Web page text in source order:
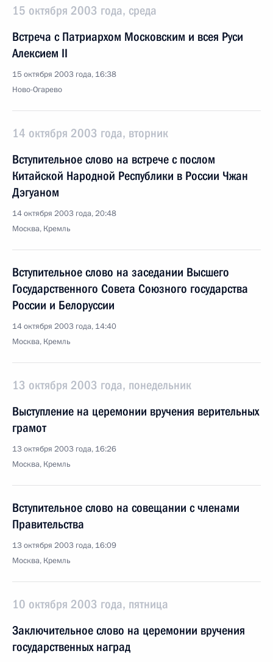
15 октября 2003 года, среда
Встреча с Патриархом Московским и всея Руси
Алексием II
15 октября 2003 года, 16:38
Ново-Огарево
14 октября 2003 года, вторник
Вступительное слово на встрече с послом
Китайской Народной Республики в России Чжан
Дэгуаном
14 октября 2003 года, 20:48
Москва, Кремль
Вступительное слово на заседании Высшего
Государственного Совета Союзного государства
России и Белоруссии
14 октября 2003 года, 14:40
Москва, Кремль
13 октября 2003 года, понедельник
Выступление на церемонии вручения верительных
грамот
13 октября 2003 года, 16:26
Москва, Кремль
Вступительное слово на совещании с членами
Правительства
13 октября 2003 года, 16:09
Москва, Кремль
10 октября 2003 года, пятница
Заключительное слово на церемонии вручения
государственных наград